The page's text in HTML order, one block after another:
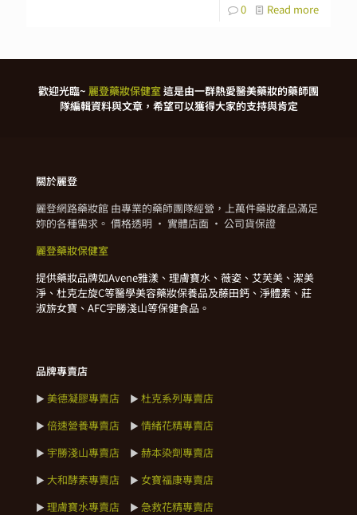
0 Read more
歡迎光臨~ 麗登藥妝保健室這是由一群熱愛醫美藥妝的藥師團
隊編輯資料與文章，希望可以獲得大家的支持與肯定
關於麗登
麗登網路藥妝館 由專業的藥師團隊經營，上萬件藥妝產品滿足
妳的各種需求。 價格透明 · 實體店面 · 公司貨保證
麗登藥妝保健室
提供藥妝品牌如Avene雅漾、理膚寶水、薇姿、艾芙美、潔美
淨、杜克左旋C等醫學美容藥妝保養品及藤田鈣、淨體素、莊
淑旂女寶、AFC宇勝淺山等保健食品。
品牌專賣店
► 美德凝膠專賣店 ► 杜克系列專賣店
► 倍速營養專賣店 ► 情緒花精專賣店
► 宇勝淺山專賣店 ► 赫本染劑專賣店
► 大和酵素專賣店 ► 女寶福康專賣店
► 理膚寶水專賣店 ► 急救花精專賣店